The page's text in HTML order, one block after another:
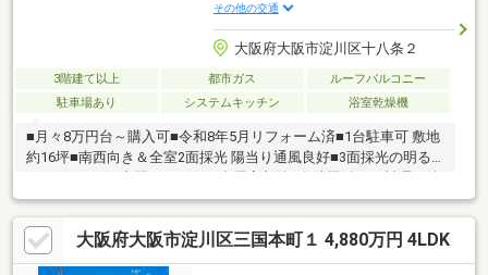
その他の交通
大阪府大阪市淀川区十八条２
3階建て以上 都市ガス
ルーフバルコニー
駐車場あり
システムキッチン 浴室乾燥機
■月々8万円台～購入可■令和8年5月リフォーム済■1台駐車可 敷地
約16坪■南西向き＆全室2面採光 陽当り通風良好■3面採光の明る
片付けをサポート◎■洗濯物が乾きやすい南西向きバルコニー■大
切なお車を雨風から守るビルドインガレージ■小学校、スーパー
が徒歩10分圏内〈リフォーム内容〉・システムキッチン新調・洗
面台新調・ユニットバス新調・温水洗浄便座付トイレ新調・クロ
大阪府大阪市淀川区三国本町１ 4,880万円 4LDK